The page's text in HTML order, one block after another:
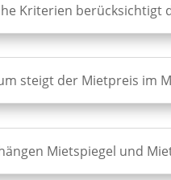
Kriterien berücksichtigt
steigt der Mietpreis im
Mietspiegel und